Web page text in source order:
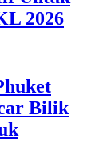
2026
Bilik